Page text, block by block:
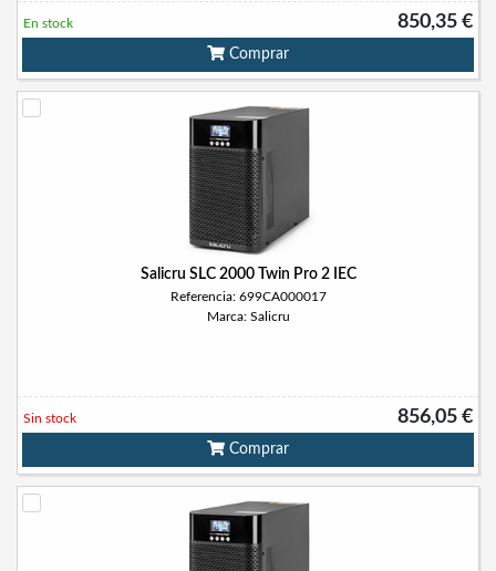
850,35 €
En stock
Comprar
Salicru SLC 2000 Twin Pro 2 IEC
Referencia: 699CA000017
Marca: Salicru
856,05 €
Sin stock
Comprar